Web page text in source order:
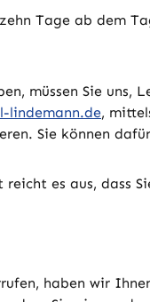
Tage ab dem
müssen Sie uns,
lindemann.de,
Sie können
es aus, dass
haben wir